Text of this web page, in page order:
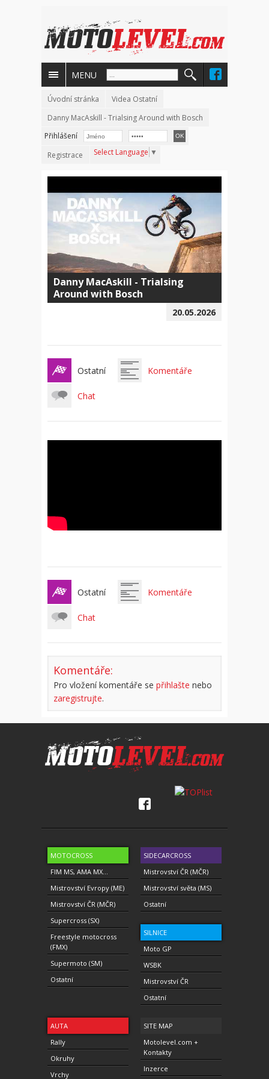
MENU
Úvodní stránka
Videa Ostatní
Danny MacAskill - Trialsing Around with Bosch
Přihlášení
Registrace
Select Language ▼
Danny MacAskill - Trialsing
Around with Bosch
20.05.2026
Ostatní Komentáře
Chat
Ostatní Komentáře
Chat
Komentáře:
Pro vložení komentáře se přihlašte nebo
zaregistrujte.
MOTOCROSS
FIM MS, AMA MX...
Mistrovství Evropy (ME)
Mistrovství ČR (MČR)
Supercross (SX)
Freestyle motocross
(FMX)
Supermoto (SM)
Ostatní
SIDECARCROSS
Mistrovství ČR (MČR)
Mistrovství světa (MS)
Ostatní
SILNICE
Moto GP
WSBK
Mistrovství ČR
Ostatní
AUTA
Rally
Okruhy
Vrchy
SITE MAP
Motolevel.com +
Kontakty
Inzerce